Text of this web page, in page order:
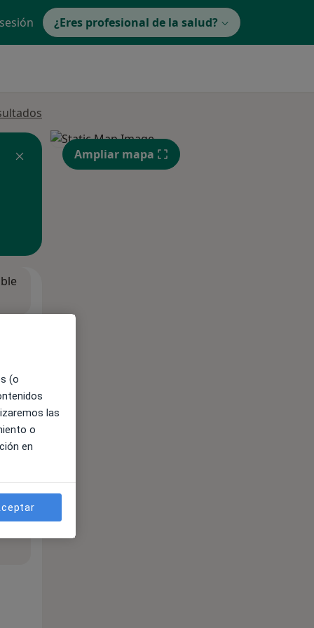
¿Eres profesional de la salud?
Ampliar mapa
(o
las
o
en